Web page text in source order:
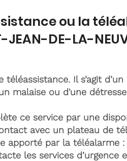
ou la
DE-LA-
Il s’agit
malaise ou d'une
ce service par une
avec un plateau de
apporté par la téléalarme :
les services d’urgence